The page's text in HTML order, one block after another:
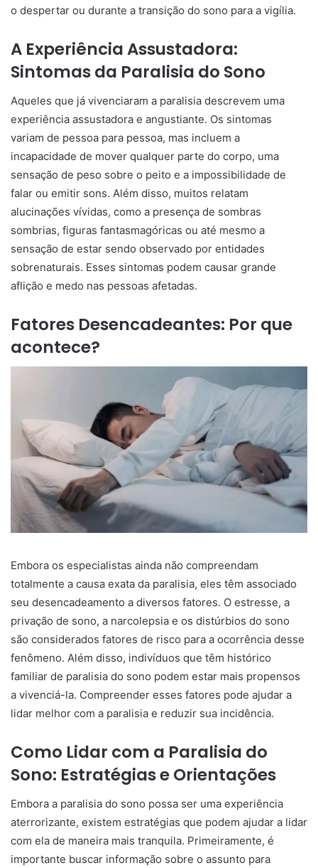
o despertar ou durante a transição do sono para a vigília.
A Experiência Assustadora:
Sintomas da Paralisia do Sono
Aqueles que já vivenciaram a paralisia descrevem uma
experiência assustadora e angustiante. Os sintomas
variam de pessoa para pessoa, mas incluem a
incapacidade de mover qualquer parte do corpo, uma
sensação de peso sobre o peito e a impossibilidade de
falar ou emitir sons. Além disso, muitos relatam
alucinações vívidas, como a presença de sombras
sombrias, figuras fantasmagóricas ou até mesmo a
sensação de estar sendo observado por entidades
sobrenaturais. Esses sintomas podem causar grande
aflição e medo nas pessoas afetadas.
Fatores Desencadeantes: Por que
acontece?
Embora os especialistas ainda não compreendam
totalmente a causa exata da paralisia, eles têm associado
seu desencadeamento a diversos fatores. O estresse, a
privação de sono, a narcolepsia e os distúrbios do sono
são considerados fatores de risco para a ocorrência desse
fenômeno. Além disso, indivíduos que têm histórico
familiar de paralisia do sono podem estar mais propensos
a vivenciá-la. Compreender esses fatores pode ajudar a
lidar melhor com a paralisia e reduzir sua incidência.
Como Lidar com a Paralisia do
Sono: Estratégias e Orientações
Embora a paralisia do sono possa ser uma experiência
aterrorizante, existem estratégias que podem ajudar a lidar
com ela de maneira mais tranquila. Primeiramente, é
importante buscar informação sobre o assunto para